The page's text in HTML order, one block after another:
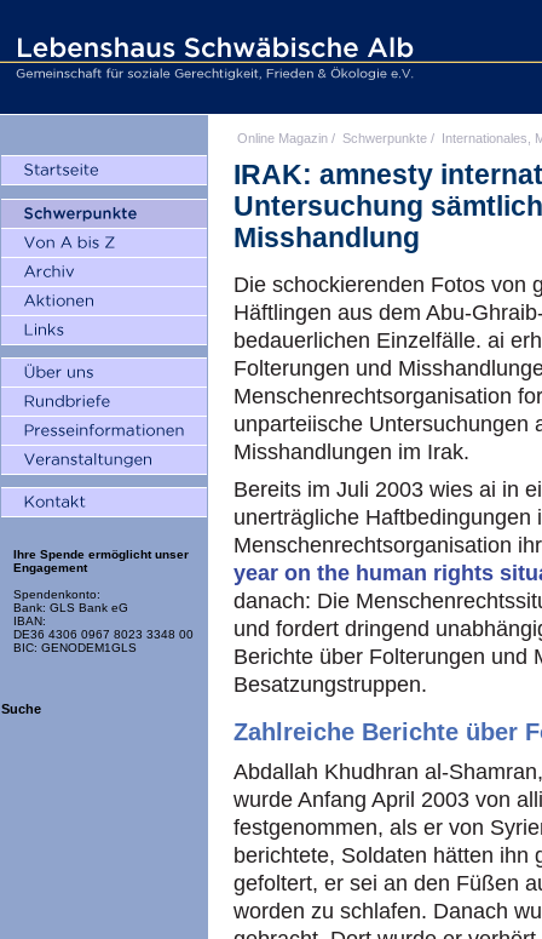
Ihre Spende ermöglicht unser
Engagement
Spendenkonto:
Bank: GLS Bank eG
IBAN:
DE36 4306 0967 8023 3348 00
BIC: GENODEM1GLS
Suche
Online Magazin / Schwerpunkte / Internationales,
IRAK: amnesty
Untersuchung
Misshandlung
Die schockierenden Fotos von
Häftlingen aus dem Abu-
bedauerlichen Einzelfälle. ai
Folterungen und
Menschenrechtsorganisation
unparteiische Untersuchungen
Misshandlungen im Irak.
Bereits im Juli 2003 wies ai in
unerträgliche
Menschenrechtsorganisation
year on the human rights
danach: Die
und fordert dringend
Berichte über Folterungen und
Besatzungstruppen.
Zahlreiche Berichte über
Abdallah Khudhran al-
wurde Anfang April 2003 von
festgenommen, als er von
berichtete, Soldaten hätten ihn
gefoltert, er sei an den Füßen
worden zu schlafen. Danach